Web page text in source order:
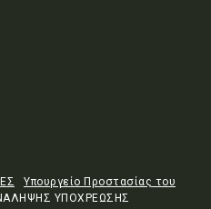
Υπουργείο Προστασίας του
ΥΠΟΧΡΕΩΣΗΣ